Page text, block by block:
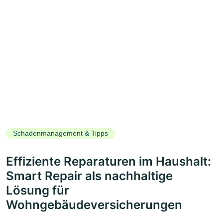
Schadenmanagement & Tipps
Effiziente Reparaturen im Haushalt:
Smart Repair als nachhaltige
Lösung für
Wohngebäudeversicherungen